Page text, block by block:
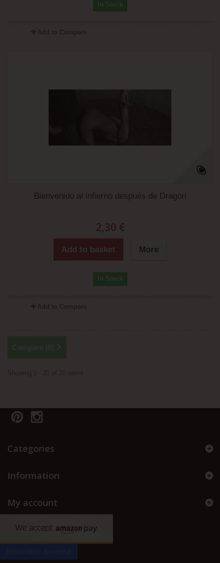
In Stock
Bienvenido al infierno después de Dragon
2,30 €
Add to basket More
In Stock
Categories
Information
My account